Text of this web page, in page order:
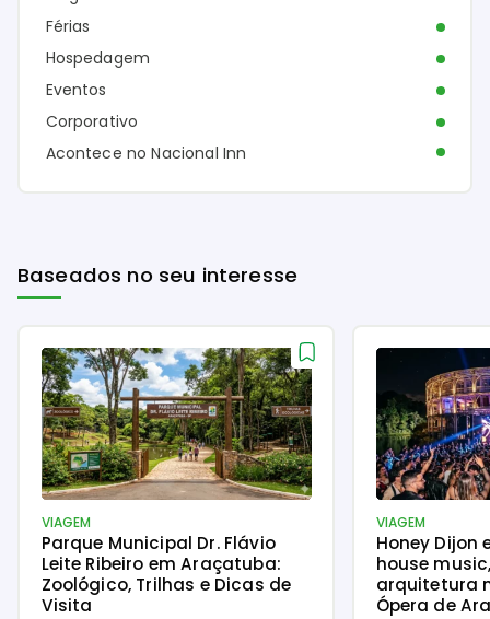
Férias
Hospedagem
Eventos
Corporativo
Acontece no Nacional Inn
Baseados no seu interesse
VIAGEM
Parque Municipal Dr. Flávio
Leite Ribeiro em Araçatuba:
Zoológico, Trilhas e Dicas de
Visita
VIAGEM
Honey Dijon
house
arquitetura
Ópera de